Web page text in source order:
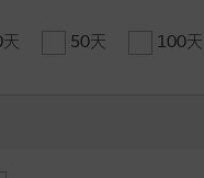
50天 100天